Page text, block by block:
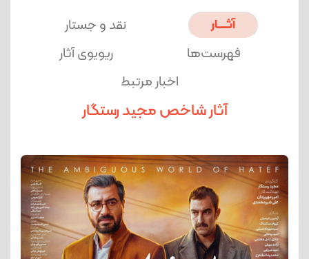
آثــــــار
نقد و جستار
فهرست‌ها
ریویوی آثار
اخبار مرتبط
آثار شاخص مجید رستگار